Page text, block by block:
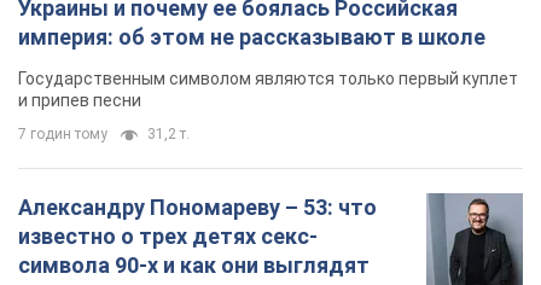
В ПриватБанке рассказали,
действительны ли доллары 1996
года: принимают ли обменники и
банки такие купюры
Что делать, если банки и обменники не
принимают старые доллары
9.08.2026 02:20 86,3 т.